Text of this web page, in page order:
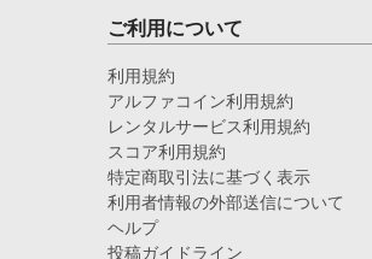
ご利用について
利用規約
アルファコイン利用規約
レンタルサービス利用規約
スコア利用規約
特定商取引法に基づく表示
利用者情報の外部送信について
ヘルプ
投稿ガイドライン